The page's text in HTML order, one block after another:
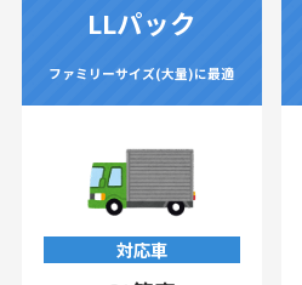
LLパック
ファミリーサイズ(大量)に最適
対応車